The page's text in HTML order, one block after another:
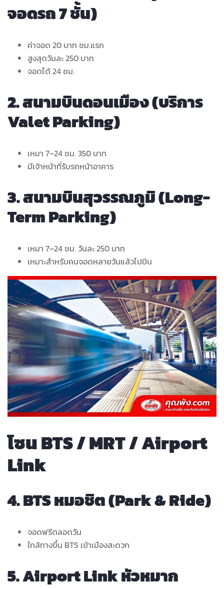
จอดรถ 7 ชั้น)
ค่าจอด 20 บาท ชม.แรก
สูงสุดวันละ 250 บาท
จอดได้ 24 ชม.
2. สนามบินดอนเมือง (บริการ
Valet Parking)
เหมา 7–24 ชม. 350 บาท
มีเจ้าหน้าที่รับรถหน้าอาคาร
3. สนามบินสุวรรณภูมิ (Long-
Term Parking)
เหมา 7–24 ชม. วันละ 250 บาท
เหมาะสำหรับคนจอดหลายวันแล้วไปบิน
โซน BTS / MRT / Airport
Link
4. BTS หมอชิต (Park & Ride)
จอดฟรีตลอดวัน
ใกล้ทางขึ้น BTS เข้าเมืองสะดวก
5. Airport Link หัวหมาก